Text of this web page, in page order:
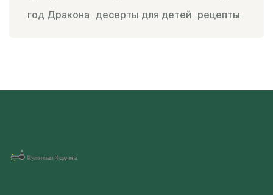
год Дракона десерты для детей рецепты